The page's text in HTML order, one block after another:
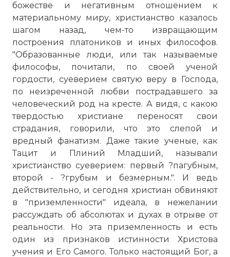
божестве и негативным отношением к
материальному миру, христианство казалось
шагом назад, чем-то извращающим
построения платоников и иных философов.
"Образованные люди, или так называемые
философы, почитали, по своей ученой
гордости, суеверием святую веру в Господа,
по неизреченной любви пострадавшего за
человеческий род на кресте. А видя, с какою
твердостью христиане переносят свои
страдания, говорили, что это слепой и
вредный фанатизм. Даже такие ученые, как
Тацит и Плиний Младший, называли
христианство суеверием: первый ?пагубным,
второй - ?грубым и безмерным.". И ведь
действительно, и сегодня христиан обвиняют
в "приземленности" идеала, в нежелании
рассуждать об абсолютах и духах в отрыве от
реальности. Но эта приземленность и есть
один из признаков истинности Христова
учения и Его Самого. Только настоящий Бог, а